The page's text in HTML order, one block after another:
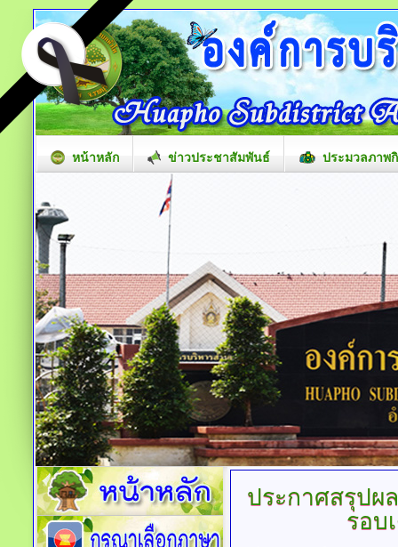
หน้าหลัก ข่าวประชาสัมพันธ์ ประมวลภาพ
ประกาศสรุปผ
รอบ